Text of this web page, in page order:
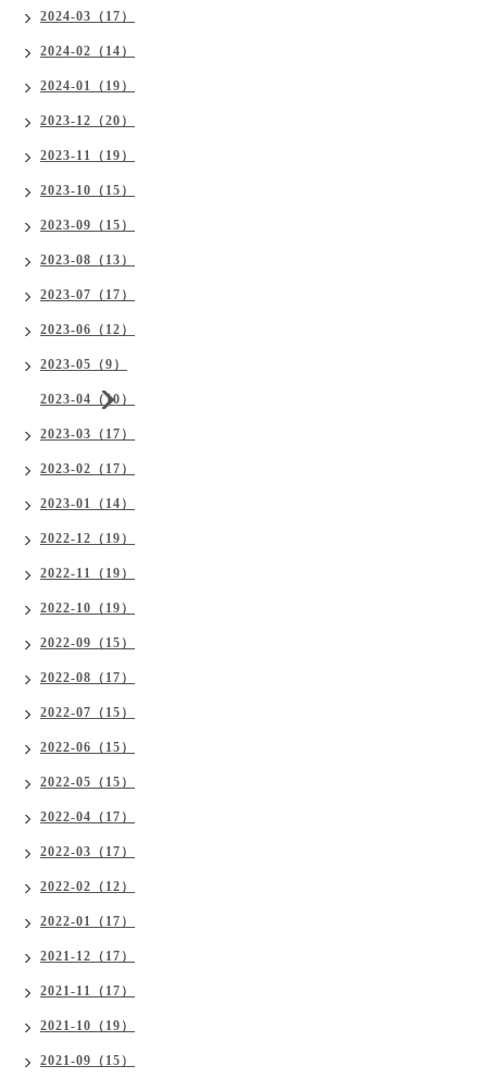
2024-03（17）
2024-02（14）
2024-01（19）
2023-12（20）
2023-11（19）
2023-10（15）
2023-09（15）
2023-08（13）
2023-07（17）
2023-06（12）
2023-05（9）
2023-04（10）
2023-03（17）
2023-02（17）
2023-01（14）
2022-12（19）
2022-11（19）
2022-10（19）
2022-09（15）
2022-08（17）
2022-07（15）
2022-06（15）
2022-05（15）
2022-04（17）
2022-03（17）
2022-02（12）
2022-01（17）
2021-12（17）
2021-11（17）
2021-10（19）
2021-09（15）